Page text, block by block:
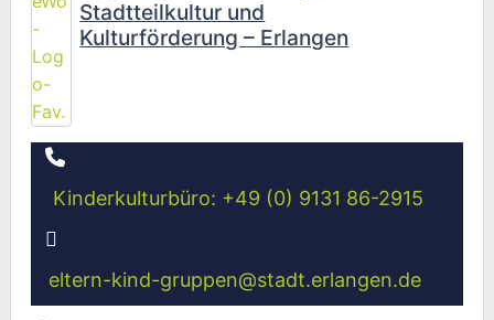
Stadtteilkultur und
Kulturförderung – Erlangen
Kinderkulturbüro: +49 (0) 9131 86-2915
eltern-kind-gruppen@stadt.erlangen.de